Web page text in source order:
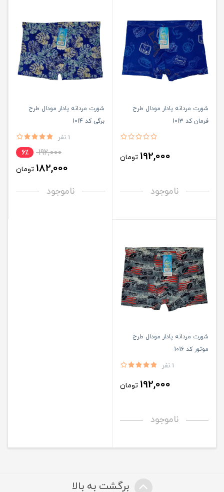
شورت مردانه پادار مودال طرح
فرمان کد 1013
192,000 تومان
ناموجود
شورت مردانه پادار مودال طرح
برگی کد 1014
1 نفر
192,000 6٪
182,000 تومان
ناموجود
شورت مردانه پادار مودال طرح
موتور کد 1016
1 نفر
192,000 تومان
ناموجود
برگشت به بالا